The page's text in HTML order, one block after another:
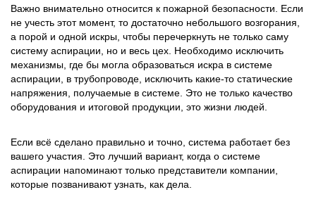
Важно внимательно относится к пожарной безопасности. Если
не учесть этот момент, то достаточно небольшого возгорания,
а порой и одной искры, чтобы перечеркнуть не только саму
систему аспирации, но и весь цех. Необходимо исключить
механизмы, где бы могла образоваться искра в системе
аспирации, в трубопроводе, исключить какие-то статические
напряжения, получаемые в системе. Это не только качество
оборудования и итоговой продукции, это жизни людей.
Если всё сделано правильно и точно, система работает без
вашего участия. Это лучший вариант, когда о системе
аспирации напоминают только представители компании,
которые позванивают узнать, как дела.